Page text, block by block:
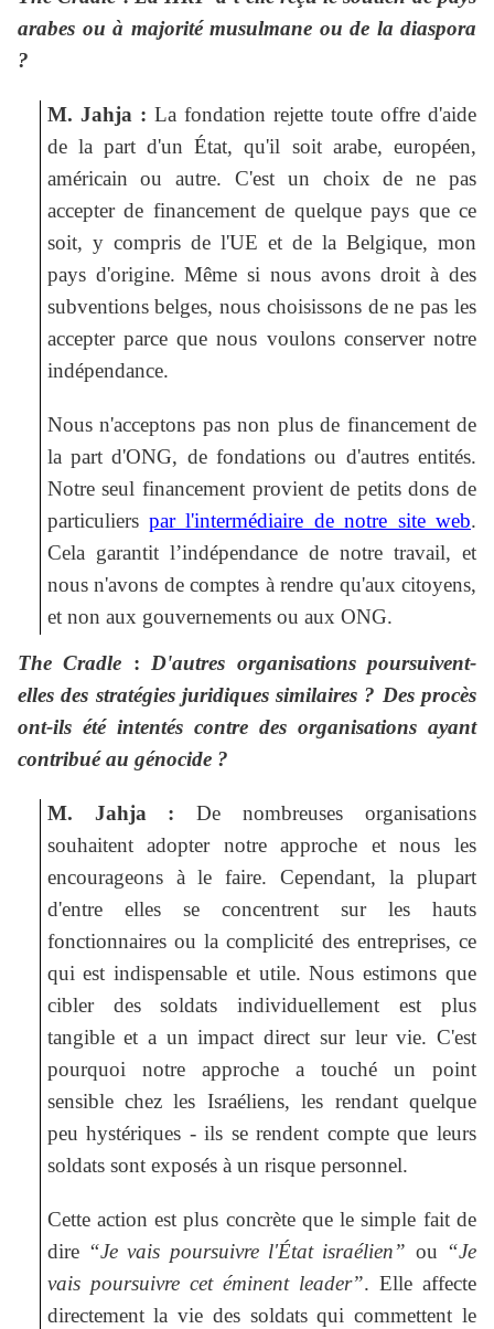
arabes ou à majorité musulmane ou de la diaspora
?
M. Jahja : La fondation rejette toute offre d'aide
de la part d'un État, qu'il soit arabe, européen,
américain ou autre. C'est un choix de ne pas
accepter de financement de quelque pays que ce
soit, y compris de l'UE et de la Belgique, mon
pays d'origine. Même si nous avons droit à des
subventions belges, nous choisissons de ne pas les
accepter parce que nous voulons conserver notre
indépendance.
Nous n'acceptons pas non plus de financement de
la part d'ONG, de fondations ou d'autres entités.
Notre seul financement provient de petits dons de
particulierspar l'intermédiaire de notre site web.
Cela garantit l’indépendance de notre travail, et
nous n'avons de comptes à rendre qu'aux citoyens,
et non aux gouvernements ou aux ONG.
The Cradle : D'autres organisations poursuivent-
elles des stratégies juridiques similaires ? Des procès
ont-ils été intentés contre des organisations ayant
contribué au génocide ?
M. Jahja : De nombreuses organisations
souhaitent adopter notre approche et nous les
encourageons à le faire. Cependant, la plupart
d'entre elles se concentrent sur les hauts
fonctionnaires ou la complicité des entreprises, ce
qui est indispensable et utile. Nous estimons que
cibler des soldats individuellement est plus
tangible et a un impact direct sur leur vie. C'est
pourquoi notre approche a touché un point
sensible chez les Israéliens, les rendant quelque
peu hystériques - ils se rendent compte que leurs
soldats sont exposés à un risque personnel.
Cette action est plus concrète que le simple fait de
dire “Je vais poursuivre l'État israélien” ou “Je
vais poursuivre cet éminent leader”. Elle affecte
directement la vie des soldats qui commettent le